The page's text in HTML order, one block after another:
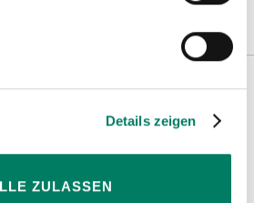
Details zeigen
ZULASSEN